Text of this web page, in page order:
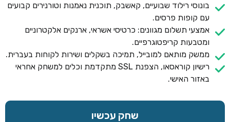
בונוסי רילוד שבועיים, קאשבק, תוכנית נאמנות וטורנירים קבועים
עם קופות פרסים.
אמצעי תשלום מגוונים: כרטיסי אשראי, ארנקים אלקטרוניים
ומטבעות קריפטוגרפיים.
ממשק מותאם למובייל, תמיכה בשקלים ושירות לקוחות בעברית.
רישיון קוראסאו, הצפנת SSL מתקדמת וכלים למשחק אחראי
באזור האישי.
שחק עכשיו